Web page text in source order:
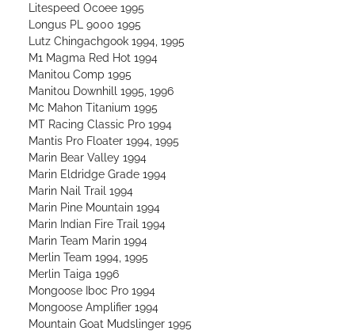
Litespeed Ocoee 1995
Longus PL 9000 1995
Lutz Chingachgook 1994, 1995
M1 Magma Red Hot 1994
Manitou Comp 1995
Manitou Downhill 1995, 1996
Mc Mahon Titanium 1995
MT Racing Classic Pro 1994
Mantis Pro Floater 1994, 1995
Marin Bear Valley 1994
Marin Eldridge Grade 1994
Marin Nail Trail 1994
Marin Pine Mountain 1994
Marin Indian Fire Trail 1994
Marin Team Marin 1994
Merlin Team 1994, 1995
Merlin Taiga 1996
Mongoose Iboc Pro 1994
Mongoose Amplifier 1994
Mountain Goat Mudslinger 1995